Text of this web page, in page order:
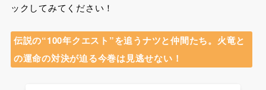
ックしてみてください！
伝説の“100年クエスト”を追うナツと仲間たち。火竜と
の運命の対決が迫る今巻は見逃せない！